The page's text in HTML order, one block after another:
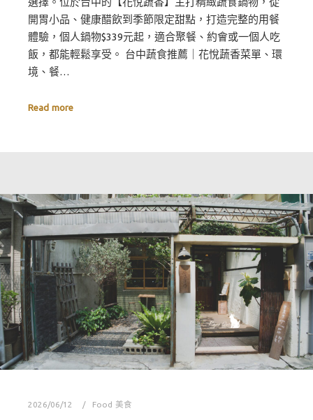
開胃小品、健康醋飲到季節限定甜點，打造完整的用餐
體驗，個人鍋物$339元起，適合聚餐、約會或一個人吃
飯，都能輕鬆享受。 台中蔬食推薦｜花悅蔬香菜單、環
境、餐…
Read more
2026/06/12 Food 美食